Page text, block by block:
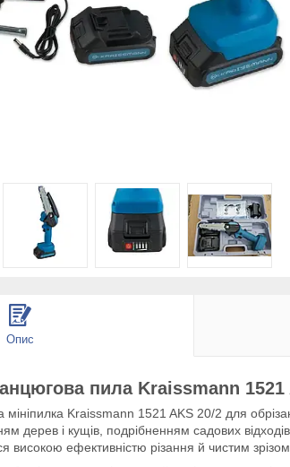
Опис
пила Kraissmann 1521
Kraissmann 1521 AKS 20/2 для
дерев і кущів, подрібненням садових
високою ефективністю різання й чистим